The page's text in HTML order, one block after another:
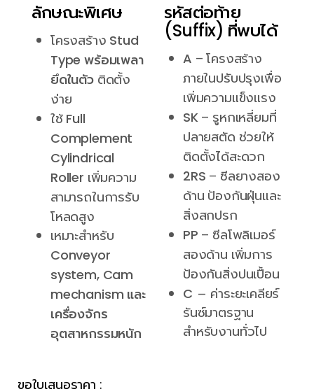
ลักษณะพิเศษ
โครงสร้าง Stud
Type พร้อมเพลา
ยึดในตัวติดตั้ง
ง่าย
ใช้ Full
Complement
Cylindrical
Roller เพิ่มความ
สามารถในการรับ
โหลดสูง
เหมาะสำหรับ
Conveyor
system, Cam
mechanism และ
เครื่องจักร
อุตสาหกรรมหนัก
รหัสต่อท้าย
(Suffix) ที่พบได้
A – โครงสร้าง
ภายในปรับปรุงเพื่อ
เพิ่มความแข็งแรง
SK– รูหกเหลี่ยมที่
ปลายสตัด ช่วยให้
ติดตั้งได้สะดวก
2RS – ซีลยางสอง
ด้าน ป้องกันฝุ่นและ
สิ่งสกปรก
PP – ซีลโพลิเมอร์
สองด้าน เพิ่มการ
ป้องกันสิ่งปนเปื้อน
C – ค่าระยะเคลียร์
รันซ์มาตรฐาน
สำหรับงานทั่วไป
ขอใบเสนอราคา :